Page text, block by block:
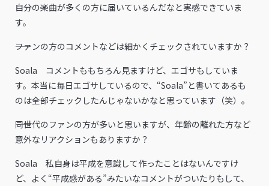
自分の楽曲が多くの方に届いているんだなと実感できていま
す。
――ファンの方のコメントなどは細かくチェックされていますか？
Soala コメントももちろん見ますけど、エゴサもしていま
す。本当に毎日エゴサしているので、“Soala”と書いてあるも
のは全部チェックしたんじゃないかなと思っています（笑）。
――同世代のファンの方が多いと思いますが、年齢の離れた方など
意外なリアクションもありますか？
Soala 私自身は平成を意識して作ったことはないんですけ
ど、よく“平成感がある”みたいなコメントがついたりもして、